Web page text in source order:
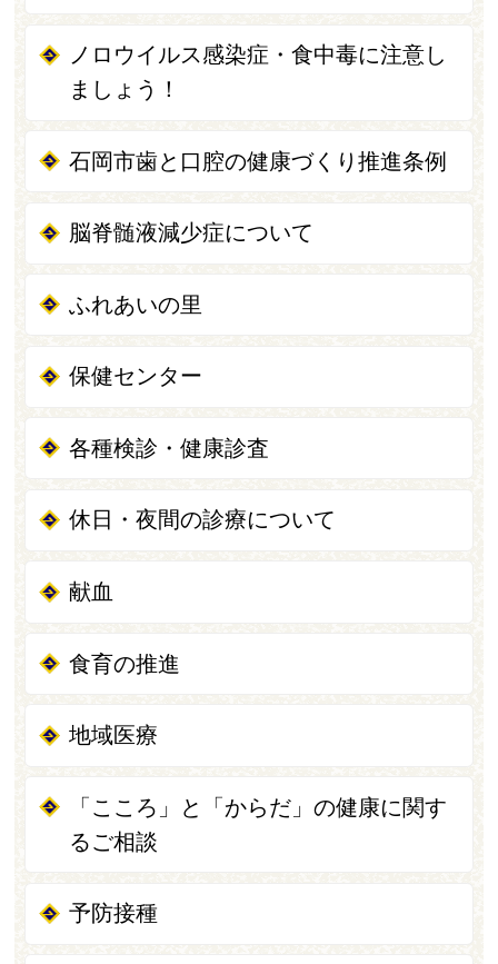
ノロウイルス感染症・食中毒に注意し
ましょう！
石岡市歯と口腔の健康づくり推進条例
脳脊髄液減少症について
ふれあいの里
保健センター
各種検診・健康診査
休日・夜間の診療について
献血
食育の推進
地域医療
「こころ」と「からだ」の健康に関す
るご相談
予防接種